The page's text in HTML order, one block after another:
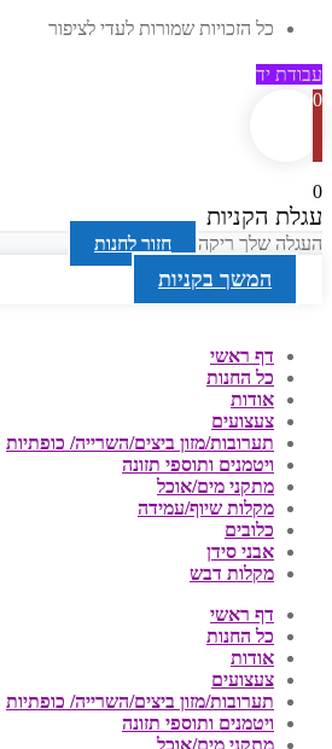
כל הזכויות שמורות לעדי לציפור
עבודת יד
0
0
עגלת הקניות
העגלה שלך ריקה חזור לחנות
המשך בקניות
דף ראשי
כל החנות
אודות
צעצועים
תערובות/מזון ביצים/השרייה/ כופתיות
ויטמנים ותוספי תזונה
מתקני מים/אוכל
מקלות שיוף/עמידה
כלובים
אבני סידן
מקלות דבש
דף ראשי
כל החנות
אודות
צעצועים
תערובות/מזון ביצים/השרייה/ כופתיות
ויטמנים ותוספי תזונה